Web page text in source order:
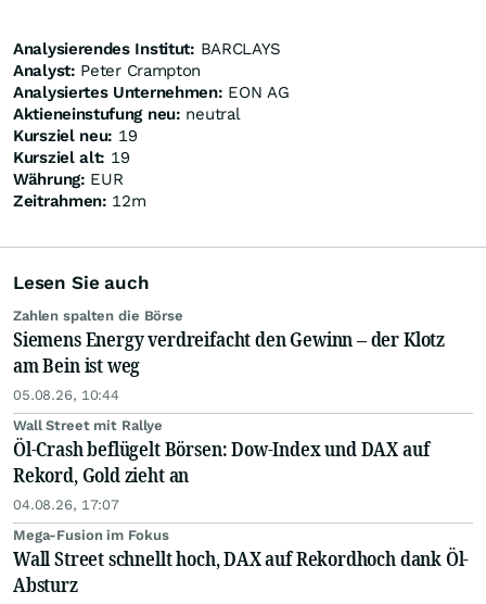
Analysierendes Institut: BARCLAYS
Analyst: Peter Crampton
Analysiertes Unternehmen: EON AG
Aktieneinstufung neu: neutral
Kursziel neu: 19
Kursziel alt: 19
Währung: EUR
Zeitrahmen: 12m
Lesen Sie auch
Zahlen spalten die Börse
Siemens Energy verdreifacht den Gewinn – der Klotz
am Bein ist weg
05.08.26, 10:44
Wall Street mit Rallye
Öl-Crash beflügelt Börsen: Dow-Index und DAX auf
Rekord, Gold zieht an
04.08.26, 17:07
Mega-Fusion im Fokus
Wall Street schnellt hoch, DAX auf Rekordhoch dank Öl-
Absturz